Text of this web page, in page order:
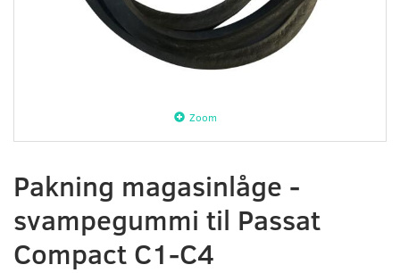
Zoom
Pakning magasinlåge -
svampegummi til Passat
Compact C1-C4